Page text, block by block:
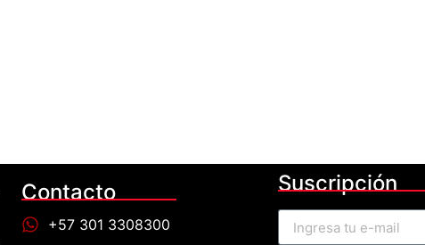
Contacto
+57 301 3308300
Suscripción